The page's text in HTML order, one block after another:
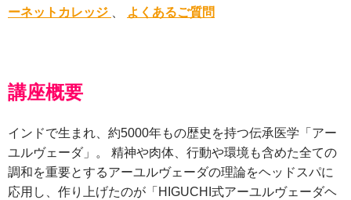
ーネットカレッジ
よくあるご質問
講座概要
インドで生まれ、約5000年もの歴史を持つ伝承医学「アー
ユルヴェーダ」。 精神や肉体、行動や環境も含めた全ての
調和を重要とするアーユルヴェーダの理論をヘッドスパに
応用し、作り上げたのが「HIGUCHI式アーユルヴェーダヘ